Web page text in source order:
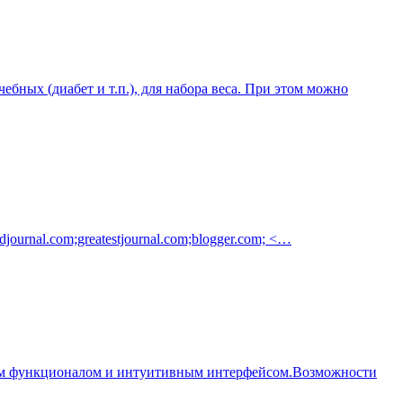
(диабет и т.п.), для набора веса. При этом можно
<…
функционалом и интуитивным интерфейсом.Возможности